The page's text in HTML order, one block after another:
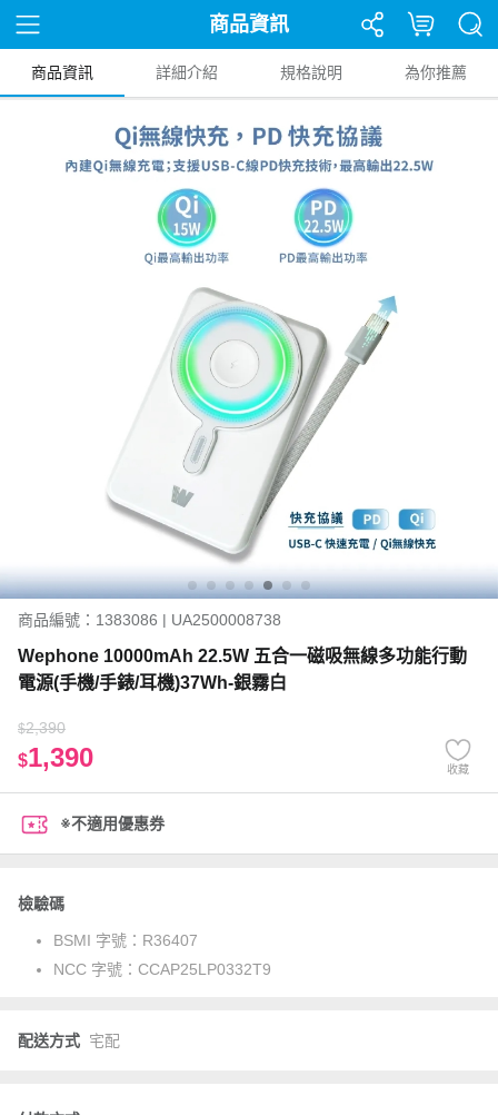
商品資訊
商品資訊 詳細介紹 規格說明 為你推薦
商品編號：1383086 | UA2500008738
Wephone 10000mAh 22.5W 五合一磁吸無線多功能行動
電源(手機/手錶/耳機)37Wh-銀霧白
$2,390
$1,390 收藏
※不適用優惠券
檢驗碼
BSMI 字號： R36407
NCC 字號： CCAP25LP0332T9
配送方式 宅配